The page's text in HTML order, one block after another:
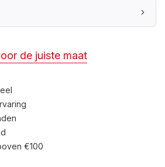
de juiste maat
€100